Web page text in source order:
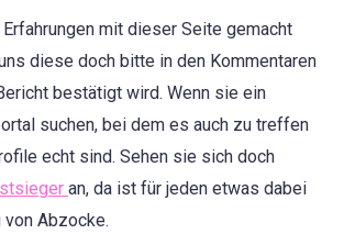
mit dieser Seite gemacht
diese doch bitte in den Kommentaren
bestätigt wird. Wenn sie ein
suchen, bei dem es auch zu treffen
echt sind. Sehen sie sich doch
an, da ist für jeden etwas dabei
Abzocke.